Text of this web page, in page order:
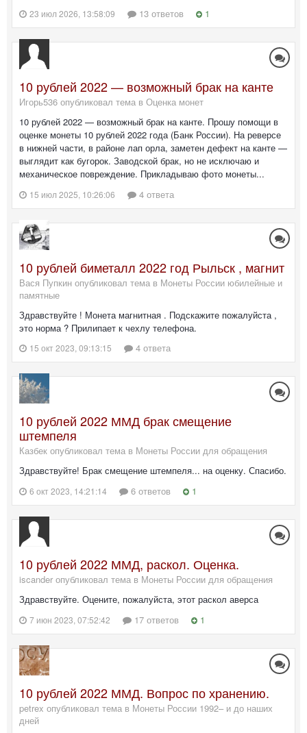
23 июл 2026, 13:58:09 13 ответов 1
10 рублей 2022 — возможный брак на канте
Игорь536 опубликовал тема в Оценка монет
10 рублей 2022 — возможный брак на канте. Прошу помощи в
оценке монеты 10 рублей 2022 года (Банк России). На реверсе
в нижней части, в районе лап орла, заметен дефект на канте —
выглядит как бугорок. Заводской брак, но не исключаю и
механическое повреждение. Прикладываю фото монеты...
15 июл 2025, 10:26:06 4 ответа
10 рублей биметалл 2022 год Рыльск , магнит
Вася Пупкин опубликовал тема в Монеты России юбилейные и
памятные
Здравствуйте ! Монета магнитная . Подскажите пожалуйста ,
это норма ? Прилипает к чехлу телефона.
15 окт 2023, 09:13:15 4 ответа
10 рублей 2022 ММД брак смещение
штемпеля
Казбек опубликовал тема в Монеты России для обращения
Здравствуйте! Брак смещение штемпеля... на оценку. Спасибо.
6 окт 2023, 14:21:14 6 ответов 1
10 рублей 2022 ММД, раскол. Оценка.
iscander опубликовал тема в Монеты России для обращения
Здравствуйте. Оцените, пожалуйста, этот раскол аверса
7 июн 2023, 07:52:42 17 ответов 1
10 рублей 2022 ММД. Вопрос по хранению.
petrex опубликовал тема в Монеты России 1992– и до наших
дней